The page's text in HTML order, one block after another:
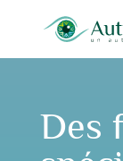
Des